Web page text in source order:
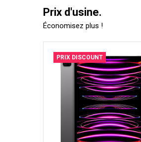
Prix d'usine.
Économisez plus !
PRIX DISCOUNT